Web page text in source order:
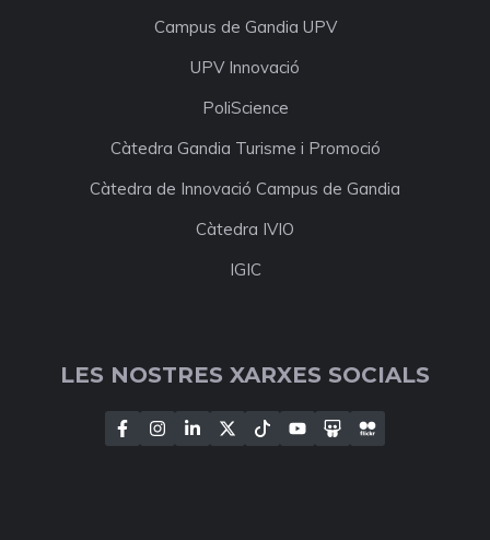
Campus de Gandia UPV
UPV Innovació
PoliScience
Càtedra Gandia Turisme i Promoció
Càtedra de Innovació Campus de Gandia
Càtedra IVIO
IGIC
LES NOSTRES XARXES SOCIALS